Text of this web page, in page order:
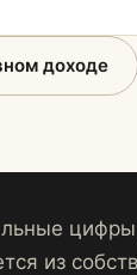
доходе
из